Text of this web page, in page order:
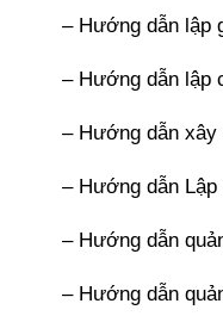
– Hướng dẫn lập
– Hướng dẫn lập
– Hướng dẫn
– Hướng dẫn
– Hướng dẫn
– Hướng dẫn